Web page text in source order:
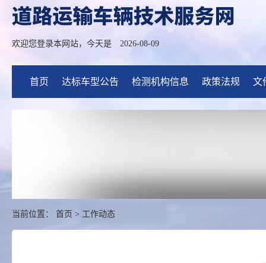
欢迎您登录本网站，今天是 2026-08-09
首页 达标车型公告 检测机构信息 政策法规 文
当前位置： 首页 > 工作动态